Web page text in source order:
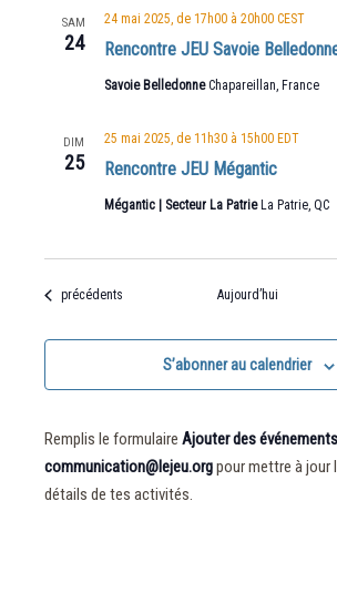
SAM
24 Rencontre JEU Savoie
24 mai 2025, de 17h00à 20h00 CEST
Savoie BelledonneChapareillan, France
DIM
25 Rencontre JEU Mégantic
25 mai 2025, de 11h30à 15h00 EDT
Mégantic | Secteur La Patrie La Patrie, QC
Évènements
précédents Aujourd’hui
S’abonner au calendrier
Remplis le formulaire Ajouter des événements
communication@lejeu.orgpour mettre à jour
détails de tes activités.